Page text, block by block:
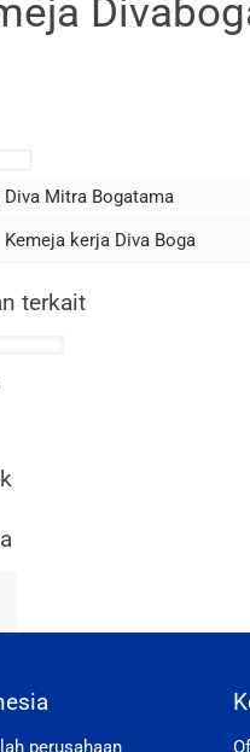
Diva Mitra Bogatama
Kemeja kerja Diva Boga
terkait
perusahaan